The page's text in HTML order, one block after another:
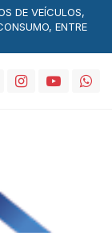
DE VEÍCULOS,
ENTRE